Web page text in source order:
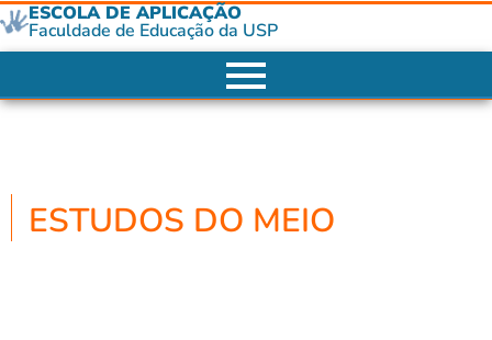
ESCOLA DE APLICAÇÃO
Faculdade de Educação da USP
ESTUDOS DO MEIO